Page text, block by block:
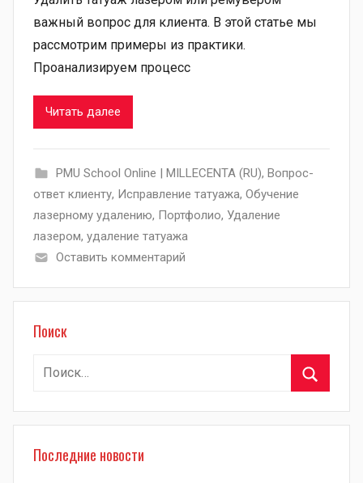
важный вопрос для клиента. В этой статье мы
рассмотрим примеры из практики.
Проанализируем процесс
Читать далее
PMU School Online | MILLECENTA (RU), Вопрос-
ответ клиенту, Исправление татуажа, Обучение
лазерному удалению, Портфолио, Удаление
лазером, удаление татуажа
Оставить комментарий
Поиск
Найти:
Последние новости